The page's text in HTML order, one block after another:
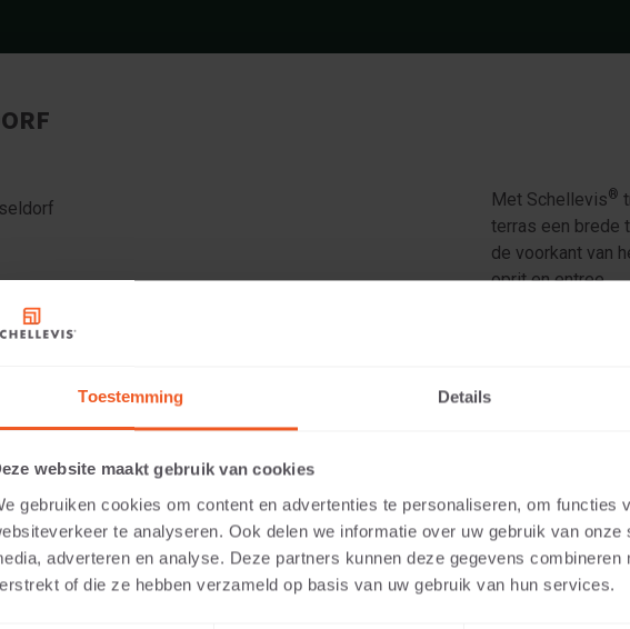
Toestemming Details
website maakt gebruik van cookies
gebruiken cookies om content en advertenties te personaliseren, om functies
te analyseren. Ook delen we informatie over uw gebruik van
adverteren en analyse. Deze partners kunnen deze gegevens
of die ze hebben verzameld op basis van uw gebruik van hun services.
tegel 100x100x8 Antraciet
Met Schellevis®
terras een brede
de voorkant van
oprit en entree.